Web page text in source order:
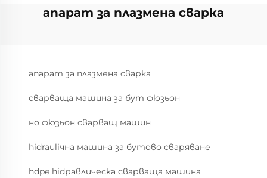
апарат за плазмена сварка
апарат за плазмена сварка
сварваща машина за бут фюзьон
но фюзьон сварващ машин
hidrauliчна машина за бутово сваряване
hdpe hidравлическа сварваща машина